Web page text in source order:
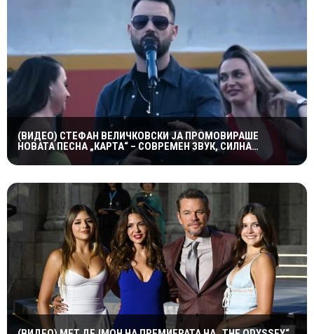
(ВИДЕО) СТЕФАН ВЕЛИЧКОВСКИ ЈА ПРОМОВИРАШЕ
НОВАТА ПЕСНА „КАРТА“ – СОВРЕМЕН ЗВУК, СИЛНА
ЕМОЦИЈА И ВПЕЧАТЛИВ ВИДЕОСПОТ